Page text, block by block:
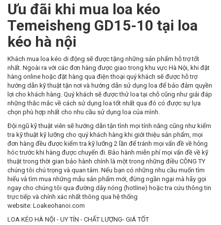
Ưu đãi khi mua loa kéo
Temeisheng GD15-10 tại loa
kéo hà nội
Khách mua loa kéo di động sẽ được tặng những sản phẩm hỗ trợ tốt
nhất. Ngoài ra với các đơn hàng được giao trong khu vực Hà Nội, khi đặt
hàng online hoặc đặt hàng qua điện thoại quý khách sẽ được hỗ trợ
hướng dẫn kỹ thuật tận nơi và hướng dẫn sử dụng loa để bảo đảm quyền
lợi cho khách hàng. Quý khách sẽ được thử loa tại chỗ cũng như giải đáp
những thắc mắc về cách sử dụng loa tốt nhất qua đó có được sự lựa
chọn phù hợp nhất cho nhu cầu sử dụng loa của mình.
Đội ngũ kỹ thuật viên sẽ hướng dẫn tận tình mọi tính năng cũng như kiểm
tra kỹ thuật kỹ lưỡng cho quý khách hàng khi giới thiệu sản phẩm, mọi
đơn hàng đều được kiểm tra kỹ lưỡng 2 lần để tránh mọi vấn đề về hỏng
hóc trước khi hàng được chuyển đi. Bảo hành miễn phí mọi vấn đề về kỹ
thuật trong thời gian bảo hành chính là một trong những điều CÔNG TY
chúng tôi chú trọng và quan tâm. Nếu bạn có những nhu cầu muốn tìm
hiểu và tìm mua những mẫu sản phẩm mới, đừng ngần ngại mà hãy gọi
ngay cho chúng tôi qua đường dây nóng (hotline) hoặc tra cứu thông tin
trực tiếp và chính xác nhất thông qua hệ thống
website: Loakeohanoi.com
LOA KÉO HÀ NỘI - UY TÍN - CHẤT LƯỢNG- GIÁ TỐT